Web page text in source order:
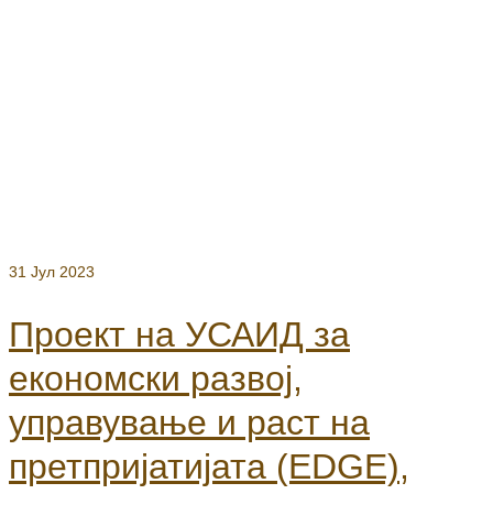
31 Јул 2023
Проект на УСАИД за
економски развој,
управување и раст на
претпријатијата (EDGE),